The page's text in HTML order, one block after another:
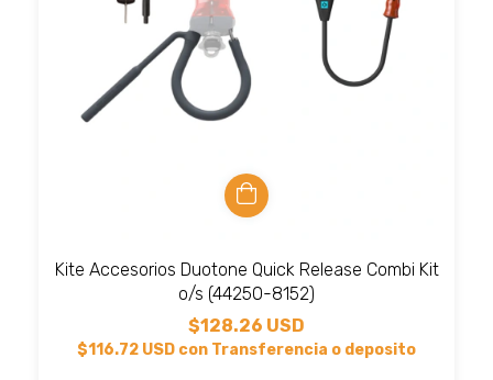
Kite Accesorios Duotone Quick Release Combi Kit
o/s (44250-8152)
$128.26 USD
$116.72 USD con Transferencia o deposito